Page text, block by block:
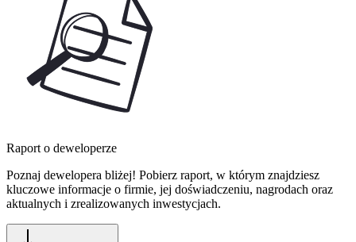
Raport o deweloperze
Poznaj dewelopera bliżej! Pobierz raport, w którym znajdziesz
kluczowe informacje o firmie, jej doświadczeniu, nagrodach oraz
aktualnych i zrealizowanych inwestycjach.